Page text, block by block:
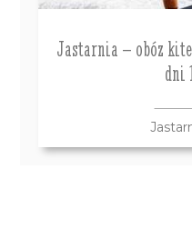
Jastarnia – obóz
dni